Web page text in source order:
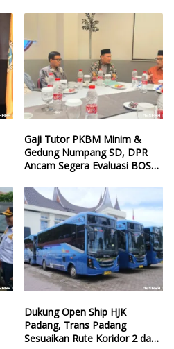
Gaji Tutor PKBM Minim &
Gedung Numpang SD, DPR
Ancam Segera Evaluasi BOSP
Dukung Open Ship HJK
Padang, Trans Padang
Sesuaikan Rute Koridor 2 dan